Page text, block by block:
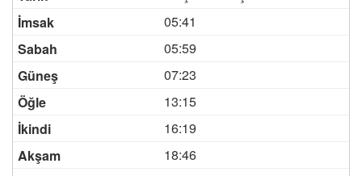
05:41
05:59
07:23
13:15
16:19
18:46